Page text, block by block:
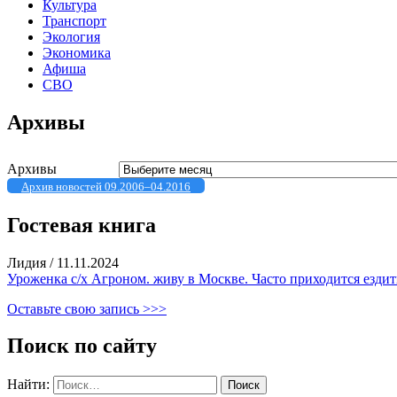
Культура
Транспорт
Экология
Экономика
Афиша
СВО
Архивы
Архивы
Архив новостей 09.2006–04.2016
Гостевая книга
Лидия / 11.11.2024
Уроженка с/х Агроном. живу в Москве. Часто приходится
Оставьте свою запись >>>
Поиск по сайту
Найти: